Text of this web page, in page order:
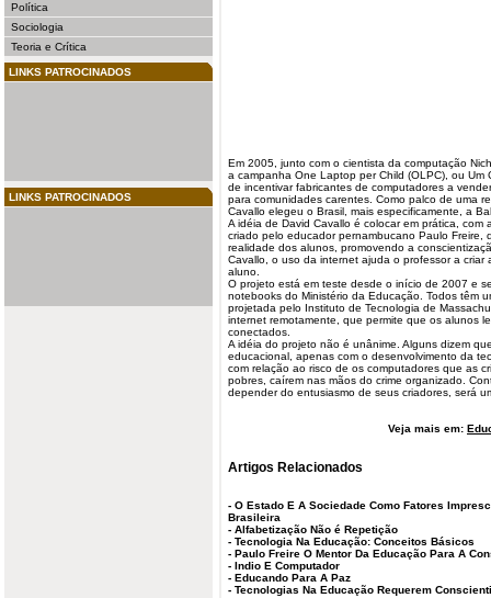
Política
Sociologia
Teoria e Crítica
LINKS PATROCINADOS
LINKS PATROCINADOS
Em 2005, junto com o cientista da computação
a campanha One Laptop per Child (OLPC), ou Um
de incentivar fabricantes de computadores a
para comunidades carentes. Como palco de uma
Cavallo elegeu o Brasil, mais especificamente, a
A idéia de David Cavallo é colocar em prática,
criado pelo educador pernambucano Paulo Freire,
realidade dos alunos, promovendo a
Cavallo, o uso da internet ajuda o professor a criar
aluno.
O projeto está em teste desde o início de 2007 e
notebooks do Ministério da Educação. Todos têm
projetada pelo Instituto de Tecnologia de
internet remotamente, que permite que os alunos
conectados.
A idéia do projeto não é unânime. Alguns dizem
educacional, apenas com o desenvolvimento da
com relação ao risco de os computadores que as
pobres, caírem nas mãos do crime organizado.
depender do entusiasmo de seus criadores, será
Veja mais em:
Artigos Relacionados
- O Estado E A Sociedade Como Fatores
Brasileira
- Alfabetização Não é Repetição
- Tecnologia Na Educação: Conceitos Básicos
- Paulo Freire O Mentor Da Educação Para A
- Indio E Computador
- Educando Para A Paz
- Tecnologias Na Educação Requerem